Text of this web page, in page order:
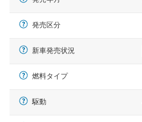
発売区分
新車発売状況
燃料タイプ
駆動